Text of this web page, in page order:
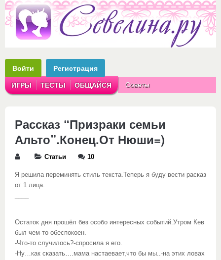
Войти Регистрация
ИГРЫ ТЕСТЫ ОБЩАЙСЯ Советы
Рассказ “Призраки семьи
Альто”.Конец.От Нюши=)
Статьи 10
Я решила переминять стиль текста.Теперь я буду вести расказ
от 1 лица.
Остаток дня прошёл без особо интересных событий.Утром Кев
был чем-то обеспокоен.
-Что-то случилось?-спросила я его.
-Ну…как сказать….мама настаевает,что бы мы..-на этих ловах